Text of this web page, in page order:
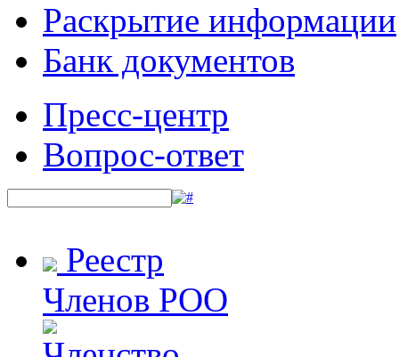
Раскрытие информации
Банк документов
Пресс-центр
Вопрос-ответ
Реестр
Членов РОО